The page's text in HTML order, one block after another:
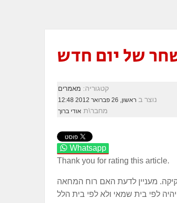
של יום חדש
קטגוריה: מאמרים
נוצר ב ראשון, 26 פברואר 2012 12:48
מחבר\ת אודי ברוך
Whatsapp
Thank you for rating this article.
מעניין לדעת האם רוח המחאה